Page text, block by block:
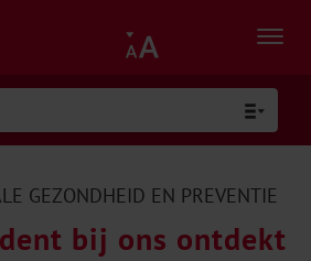
GEZONDHEID EN PREVENTIE
bij ons ontdekt